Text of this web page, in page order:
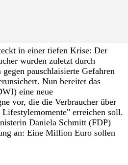
in einer tiefen Krise: Der
wurden zuletzt durch
pauschlaisierte Gefahren
Nun bereitet das
eine neue
vor, die die Verbraucher über
erreichen soll.
Daniela Schmitt (FDP)
an: Eine Million Euro sollen